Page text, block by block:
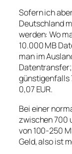
Sofern ich
Deutschland
werden: Wo
10.000 MB
man im
günstigenfalls
0,07 EUR.
Bei einer
zwischen 700
von 100-250
Geld, also ist